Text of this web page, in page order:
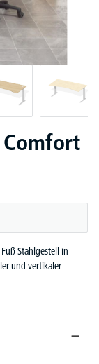
Stahlgestell in
und vertikaler